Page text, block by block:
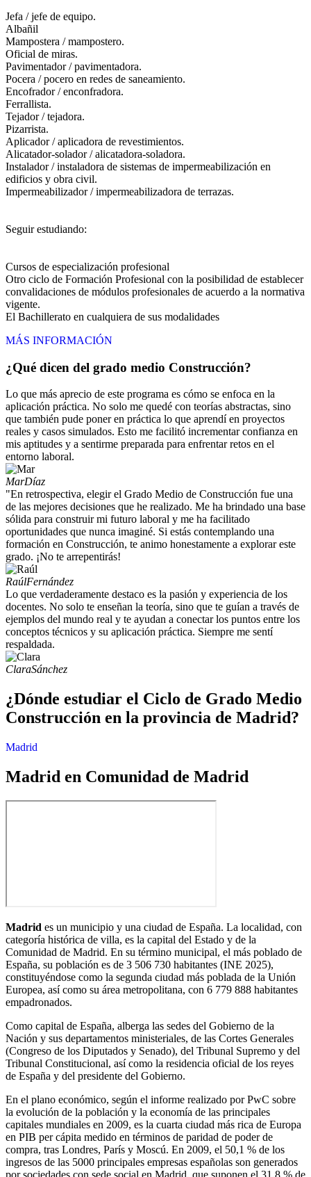
Jefa / jefe de equipo.
Albañil
Mampostera / mampostero.
Oficial de miras.
Pavimentador / pavimentadora.
Pocera / pocero en redes de saneamiento.
Encofrador / enconfradora.
Ferrallista.
Tejador / tejadora.
Pizarrista.
Aplicador / aplicadora de revestimientos.
Alicatador-solador / alicatadora-soladora.
Instalador / instaladora de sistemas de impermeabilización en
edificios y obra civil.
Impermeabilizador / impermeabilizadora de terrazas.
Seguir estudiando:
Cursos de especialización profesional
Otro ciclo de Formación Profesional con la posibilidad de establecer
convalidaciones de módulos profesionales de acuerdo a la normativa
vigente.
El Bachillerato en cualquiera de sus modalidades
MÁS INFORMACIÓN
¿Qué dicen del grado medio Construcción?
Lo que más aprecio de este programa es cómo se enfoca en la
aplicación práctica. No solo me quedé con teorías abstractas, sino
que también pude poner en práctica lo que aprendí en proyectos
reales y casos simulados. Esto me facilitó incrementar confianza en
mis aptitudes y a sentirme preparada para enfrentar retos en el
entorno laboral.
MarDíaz
"En retrospectiva, elegir el Grado Medio de Construcción fue una
de las mejores decisiones que he realizado. Me ha brindado una base
sólida para construir mi futuro laboral y me ha facilitado
oportunidades que nunca imaginé. Si estás contemplando una
formación en Construcción, te animo honestamente a explorar este
grado. ¡No te arrepentirás!
RaúlFernández
Lo que verdaderamente destaco es la pasión y experiencia de los
docentes. No solo te enseñan la teoría, sino que te guían a través de
ejemplos del mundo real y te ayudan a conectar los puntos entre los
conceptos técnicos y su aplicación práctica. Siempre me sentí
respaldada.
ClaraSánchez
¿Dónde estudiar el Ciclo de Grado Medio
Construcción en la provincia de Madrid?
Madrid
Madrid en Comunidad de Madrid
Madrid es un municipio y una ciudad de España. La localidad, con
categoría histórica de villa,​ es la capital del Estado​ y de la
Comunidad de Madrid. En su término municipal, el más poblado de
España, su población es de 3 506 730 habitantes (INE 2025),
constituyéndose como la segunda ciudad más poblada de la Unión
Europea, así como su área metropolitana, con 6 779 888 habitantes
empadronados.​​​​​​
Como capital de España, alberga las sedes del Gobierno de la
Nación y sus departamentos ministeriales, de las Cortes Generales
(Congreso de los Diputados y Senado), del Tribunal Supremo y del
Tribunal Constitucional, así como la residencia oficial de los reyes
de España​ y del presidente del Gobierno.
En el plano económico, según el informe realizado por PwC sobre
la evolución de la población y la economía de las principales
capitales mundiales en 2009, es la cuarta ciudad más rica de Europa
en PIB per cápita medido en términos de paridad de poder de
compra, tras Londres, París y Moscú.​ En 2009, el 50,1 % de los
ingresos de las 5000 principales empresas españolas son generados
por sociedades con sede social en Madrid, que suponen el 31,8 % de